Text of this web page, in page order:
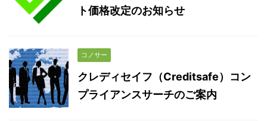
ト価格改定のお知らせ
コノサー
クレディセイフ（Creditsafe）コン
プライアンスサーチのご案内